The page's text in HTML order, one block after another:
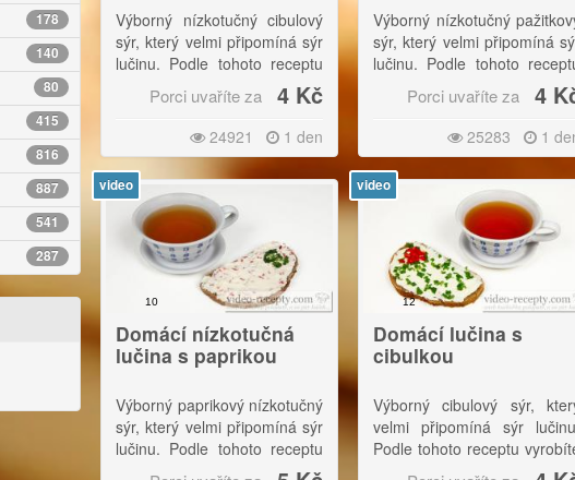
178
140
80
415
816
887
541
287
Výborný nízkotučný cibulový
sýr, který velmi připomíná sýr
lučinu. Podle tohoto receptu
vyrobíte asi 500 gramů velmi
levného sýru.|Pokud chcete
laborovat, používejte různé
druhy bílého jogurtu. Jelikož
každý výrobce používá svůj
druh bakterií, tak samozřejmě
chuť bude vždy mírně odlišná,
vždy však opravdu
skvělá.|Samozřejmě se
nejedná o originální návod na
termizovaný sýr lučina, ve
kterém se používají speciální
kultury bakterií.
Porci uvaříte za 4 Kč
24921 1 den
Výborný nízkotučný
sýr, který velmi připomíná
lučinu. Podle tohoto
vyrobíte asi 500 gramů
levného sýru.|Pokud
laborovat, používejte
druhy bílého jogurtu. Jelikož
každý výrobce používá svůj
druh bakterií, tak samozřejmě
chuť bude vždy mírně odlišná,
vždy však opravdu
skvělá.|Samozřejmě se
nejedná o originální návod na
termizovaný sýr lučina,
kterém se používají speciální
kultury bakterií.
Porci uvaříte za 4
25283 1
video
10
Domácí nízkotučná
lučina s paprikou
Výborný paprikový nízkotučný
sýr, který velmi připomíná sýr
lučinu. Podle tohoto receptu
vyrobíte asi 500 gramů velmi
video
12
Domácí lučina s
cibulkou
Výborný cibulový sýr,
velmi připomíná sýr
Podle tohoto receptu
asi 500 gramů velmi